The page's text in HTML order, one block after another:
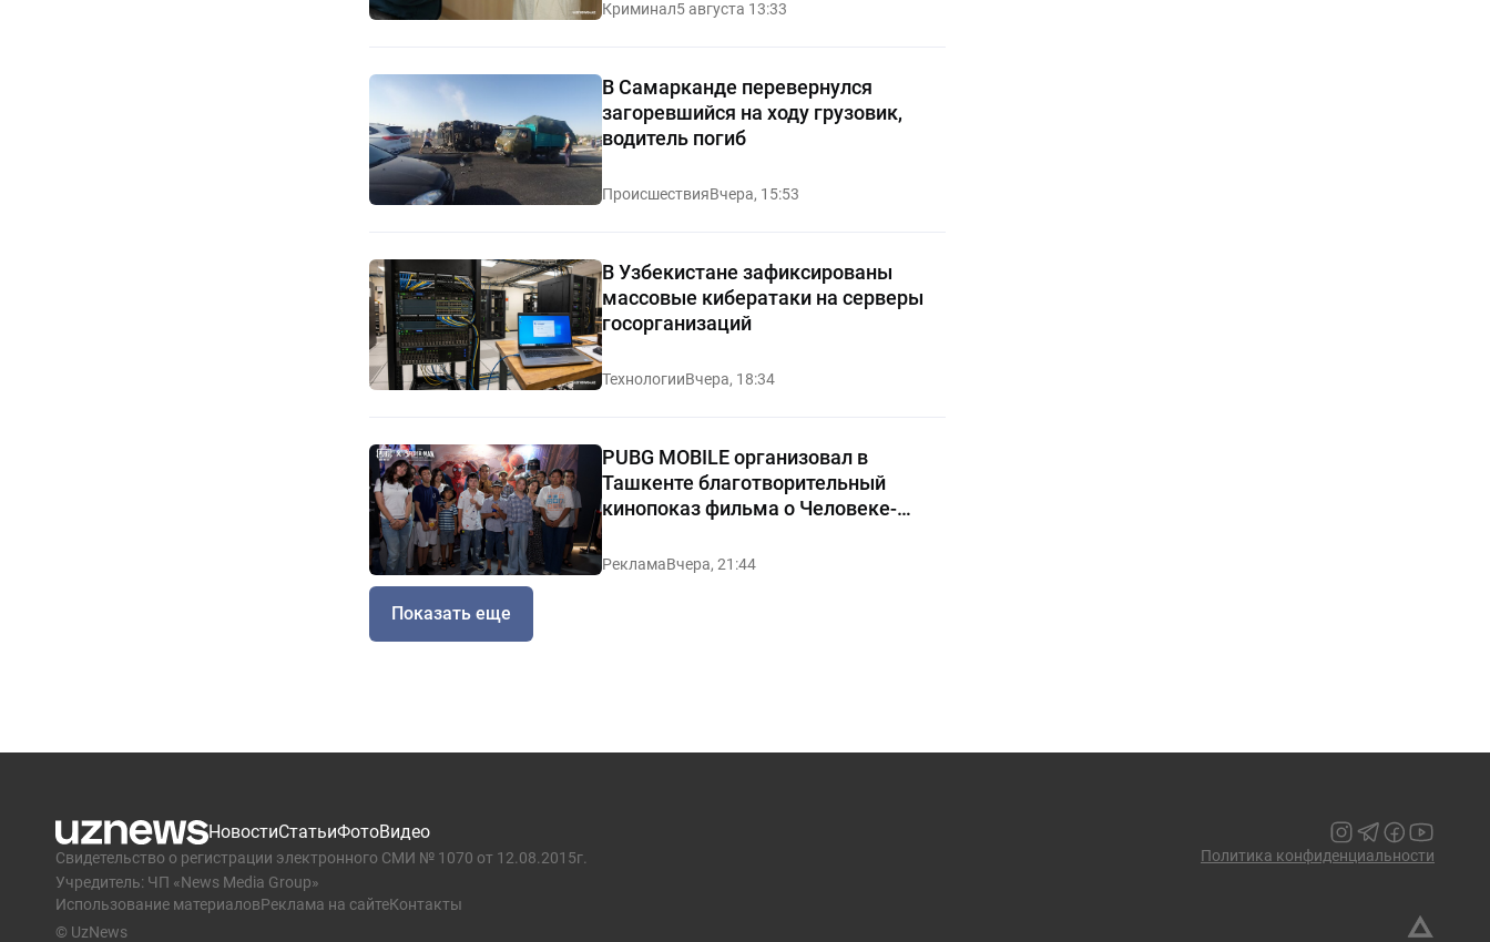
Криминал5 августа 13:33
В Самарканде перевернулся
загоревшийся на ходу грузовик,
водитель погиб
ПроисшествияВчера, 15:53
В Узбекистане зафиксированы
массовые кибератаки на серверы
госорганизаций
ТехнологииВчера, 18:34
PUBG MOBILE организовал в
Ташкенте благотворительный
кинопоказ фильма о Человеке-
пауке
РекламаВчера, 21:44
Показать еще
НовостиСтатьиФотоВидео
Свидетельство о регистрации электронного СМИ № 1070 от 12.08.2015г.
Учредитель: ЧП «News Media Group»
Использование материаловРеклама на сайтеКонтакты
Политика конфиденциальности
© UzNews